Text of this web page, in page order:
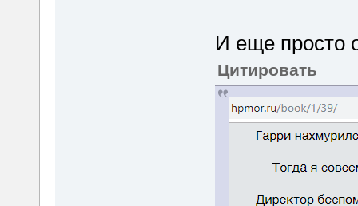
И еще просто
Цитировать